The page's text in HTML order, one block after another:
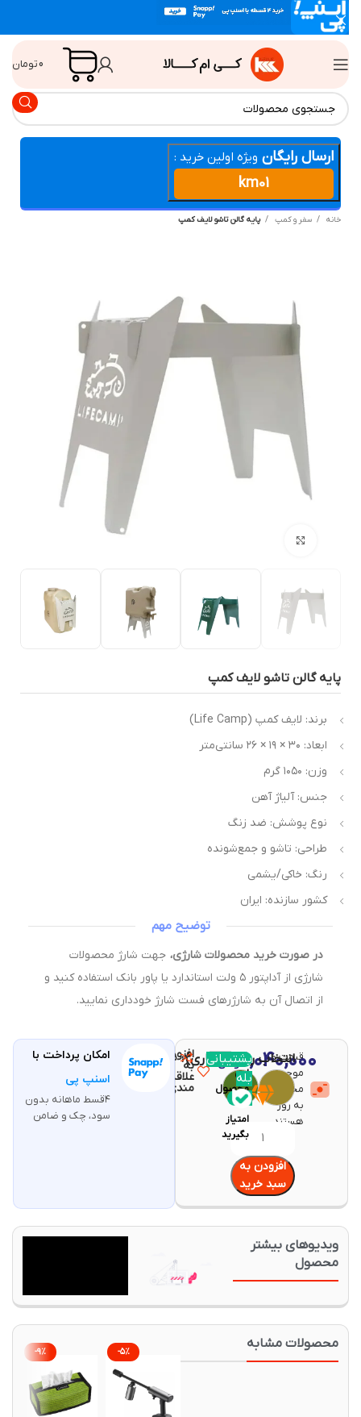
تومان
ارسال رایگان ویژه اولین خرید :
km01
سفر و کمپ پایه گالن تاشو لایف کمپ
بزرگنمایی تصویر
گالن تاشو لایف کمپ
برند: لایف کمپ (Life Camp)
ابعاد: ۳۰ × ۱۹ × ۲۶ سانتی‌متر
وزن: ۱۰۵۰ گرم
جنس: آلیاژ آهن
نوع پوشش: ضد زنگ
طراحی: تاشو و جمع‌شونده
رنگ: خاکی/یشمی
کشور سازنده: ایران
توضیح مهم
در صورت خرید محصولات شارژی،جهت شارژ محصولات
شارژی از آداپتور ۵ ولت استاندارد یا پاور بانک استفاده کنید و
از اتصال آن به شارژرهای فست شارژ خودداری نمایید.
قیمت و
موجودی
محصولات
به روز
هستند.
۱,۰۴۰,۰۰۰تومان
انتخاب رنگ (اجباری)
افزودن به
سبد خرید
با خرید
این
محصول
۲۰
امتیاز
بگیرید
پشتیبانی
بله
افزودن
به
علاقه
مندی
مقایسه
امکان پرداخت با
اسنپ پی
۴قسط ماهانه بدون
سود، چک و ضامن
ویدیوهای بیشتر
محصول
محصولات مشابه